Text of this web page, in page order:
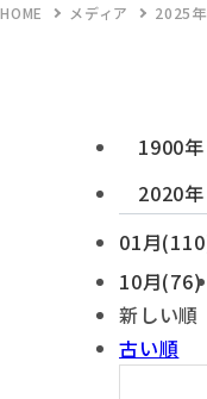
HOME メディア 2025
1900年
2020年
01月
10月(76)
新しい順
古い順